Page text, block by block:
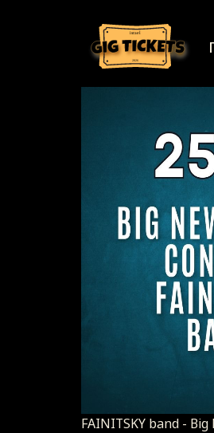
israel
2026
FAINITSKY band -